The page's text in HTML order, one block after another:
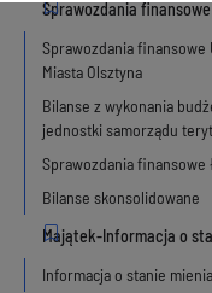
Sprawozdania finansowe
Miasta Olsztyna
Bilanse z wykonania
jednostki samorządu
Sprawozdania finansowe
Bilanse skonsolidowane
Informacja o stanie mienia